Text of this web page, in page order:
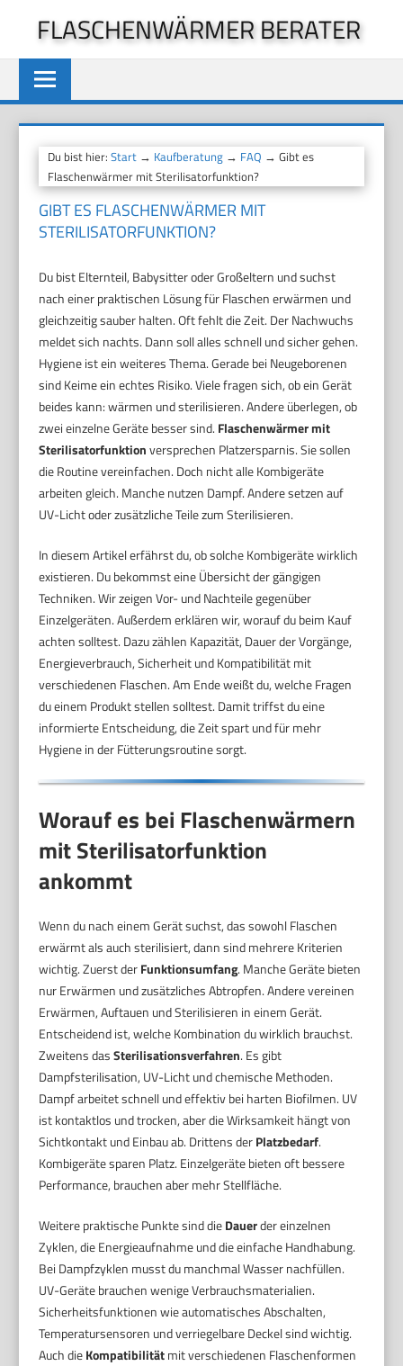
springen
FLASCHENWÄRMER BERATER
Du bist hier:Start → Kaufberatung → FAQ → Gibt es
Flaschenwärmer mit Sterilisatorfunktion?
GIBT ES FLASCHENWÄRMER MIT
STERILISATORFUNKTION?
Du bist Elternteil, Babysitter oder Großeltern und suchst
nach einer praktischen Lösung für Flaschen erwärmen und
gleichzeitig sauber halten. Oft fehlt die Zeit. Der Nachwuchs
meldet sich nachts. Dann soll alles schnell und sicher gehen.
Hygiene ist ein weiteres Thema. Gerade bei Neugeborenen
sind Keime ein echtes Risiko. Viele fragen sich, ob ein Gerät
beides kann: wärmen und sterilisieren. Andere überlegen, ob
zwei einzelne Geräte besser sind. Flaschenwärmer mit
Sterilisatorfunktionversprechen Platzersparnis. Sie sollen
die Routine vereinfachen. Doch nicht alle Kombigeräte
arbeiten gleich. Manche nutzen Dampf. Andere setzen auf
UV-Licht oder zusätzliche Teile zum Sterilisieren.
In diesem Artikel erfährst du, ob solche Kombigeräte wirklich
existieren. Du bekommst eine Übersicht der gängigen
Techniken. Wir zeigen Vor- und Nachteile gegenüber
Einzelgeräten. Außerdem erklären wir, worauf du beim Kauf
achten solltest. Dazu zählen Kapazität, Dauer der Vorgänge,
Energieverbrauch, Sicherheit und Kompatibilität mit
verschiedenen Flaschen. Am Ende weißt du, welche Fragen
du einem Produkt stellen solltest. Damit triffst du eine
informierte Entscheidung, die Zeit spart und für mehr
Hygiene in der Fütterungsroutine sorgt.
Worauf es bei Flaschenwärmern
mit Sterilisatorfunktion
ankommt
Wenn du nach einem Gerät suchst, das sowohl Flaschen
erwärmt als auch sterilisiert, dann sind mehrere Kriterien
wichtig. Zuerst derFunktionsumfang. Manche Geräte bieten
nur Erwärmen und zusätzliches Abtropfen. Andere vereinen
Erwärmen, Auftauen und Sterilisieren in einem Gerät.
Entscheidend ist, welche Kombination du wirklich brauchst.
Zweitens dasSterilisationsverfahren. Es gibt
Dampfsterilisation, UV-Licht und chemische Methoden.
Dampf arbeitet schnell und effektiv bei harten Biofilmen. UV
ist kontaktlos und trocken, aber die Wirksamkeit hängt von
Sichtkontakt und Einbau ab. Drittens derPlatzbedarf.
Kombigeräte sparen Platz. Einzelgeräte bieten oft bessere
Performance, brauchen aber mehr Stellfläche.
Weitere praktische Punkte sind dieDauerder einzelnen
Zyklen, die Energieaufnahme und die einfache Handhabung.
Bei Dampfzyklen musst du manchmal Wasser nachfüllen.
UV-Geräte brauchen wenige Verbrauchsmaterialien.
Sicherheitsfunktionen wie automatisches Abschalten,
Temperatursensoren und verriegelbare Deckel sind wichtig.
Auch dieKompatibilitätmit verschiedenen Flaschenformen